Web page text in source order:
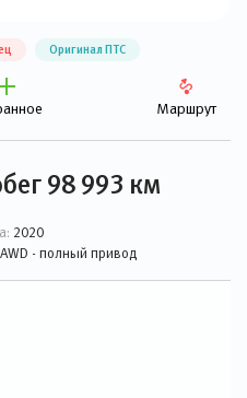
Оригинал ПТС
Маршрут
98 993 км
2020
- полный привод